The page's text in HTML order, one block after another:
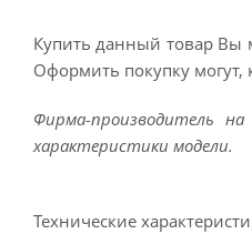
Купить данный товар Вы
Оформить покупку могут,
Фирма-производитель
характеристики модели.
Технические